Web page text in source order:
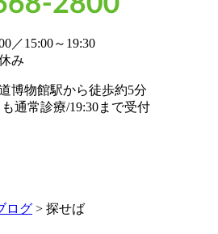
／15:00～19:30
み
博物館駅から徒歩約5分
通常診療/19:30まで受付
ログ > 探せば